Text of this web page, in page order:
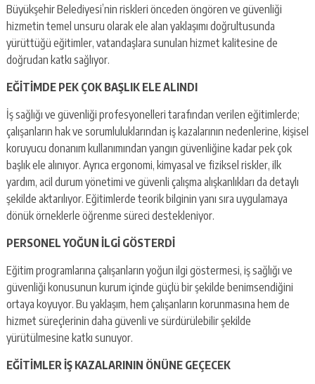
Büyükşehir Belediyesi’nin riskleri önceden öngören ve güvenliği
hizmetin temel unsuru olarak ele alan yaklaşımı doğrultusunda
yürüttüğü eğitimler, vatandaşlara sunulan hizmet kalitesine de
doğrudan katkı sağlıyor.
EĞİTİMDE PEK ÇOK BAŞLIK ELE ALINDI
İş sağlığı ve güvenliği profesyonelleri tarafından verilen eğitimlerde;
çalışanların hak ve sorumluluklarından iş kazalarının nedenlerine, kişisel
koruyucu donanım kullanımından yangın güvenliğine kadar pek çok
başlık ele alınıyor. Ayrıca ergonomi, kimyasal ve fiziksel riskler, ilk
yardım, acil durum yönetimi ve güvenli çalışma alışkanlıkları da detaylı
şekilde aktarılıyor. Eğitimlerde teorik bilginin yanı sıra uygulamaya
dönük örneklerle öğrenme süreci destekleniyor.
PERSONEL YOĞUN İLGİ GÖSTERDİ
Eğitim programlarına çalışanların yoğun ilgi göstermesi, iş sağlığı ve
güvenliği konusunun kurum içinde güçlü bir şekilde benimsendiğini
ortaya koyuyor. Bu yaklaşım, hem çalışanların korunmasına hem de
hizmet süreçlerinin daha güvenli ve sürdürülebilir şekilde
yürütülmesine katkı sunuyor.
EĞİTİMLER İŞ KAZALARININ ÖNÜNE GEÇECEK